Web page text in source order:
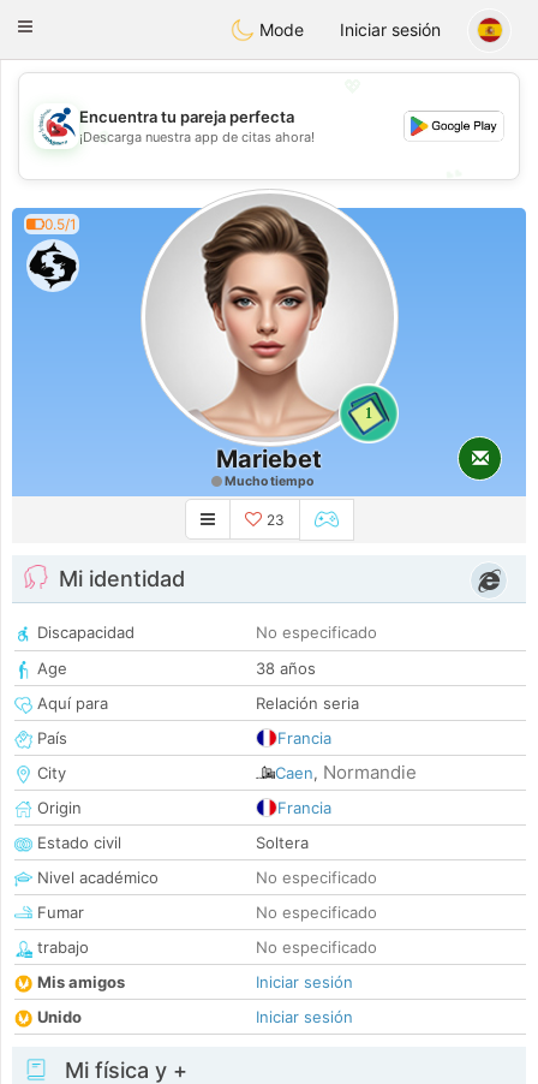
Handi Space
Toggle
Mode Iniciar sesión
💖
💕
Encuentra tu pareja perfecta
¡Descarga nuestra app de citas ahora!
0.5/1
1
Mariebet
Mucho tiempo
23
Mi identidad
Discapacidad
No especificado
Age
38 años
Aquí para
Relación seria
País
Francia
City
Caen, Normandie
Origin
Francia
Estado civil
Soltera
Nivel académico
No especificado
Fumar
No especificado
trabajo
No especificado
Mis amigos
Iniciar sesión
Unido
Iniciar sesión
Mi física y +